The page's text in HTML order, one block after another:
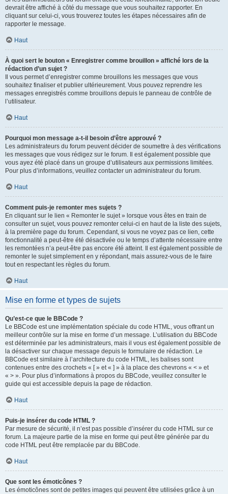
devrait être affiché à côté du message que vous souhaitez rapporter. En
cliquant sur celui-ci, vous trouverez toutes les étapes nécessaires afin de
rapporter le message.
Haut
À quoi sert le bouton « Enregistrer comme brouillon » affiché lors de la
rédaction d’un sujet ?
Il vous permet d’enregistrer comme brouillons les messages que vous
souhaitez finaliser et publier ultérieurement. Vous pouvez reprendre les
messages enregistrés comme brouillons depuis le panneau de contrôle de
l’utilisateur.
Haut
Pourquoi mon message a-t-il besoin d’être approuvé ?
Les administrateurs du forum peuvent décider de soumettre à des vérifications
les messages que vous rédigez sur le forum. Il est également possible que
vous ayez été placé dans un groupe d’utilisateurs aux permissions limitées.
Pour plus d’informations, veuillez contacter un administrateur du forum.
Haut
Comment puis-je remonter mes sujets ?
En cliquant sur le lien « Remonter le sujet » lorsque vous êtes en train de
consulter un sujet, vous pouvez remonter celui-ci en haut de la liste des sujets,
à la première page du forum. Cependant, si vous ne voyez pas ce lien, cette
fonctionnalité a peut-être été désactivée ou le temps d’attente nécessaire entre
les remontées n’a peut-être pas encore été atteint. Il est également possible de
remonter le sujet simplement en y répondant, mais assurez-vous de le faire
tout en respectant les règles du forum.
Haut
Mise en forme et types de sujets
Qu’est-ce que le BBCode ?
Le BBCode est une implémentation spéciale du code HTML, vous offrant un
meilleur contrôle sur la mise en forme d’un message. L’utilisation du BBCode
est déterminée par les administrateurs, mais il vous est également possible de
la désactiver sur chaque message depuis le formulaire de rédaction. Le
BBCode est similaire à l’architecture du code HTML, les balises sont
contenues entre des crochets « [ » et « ] » à la place des chevrons « < » et
« > ». Pour plus d’informations à propos du BBCode, veuillez consulter le
guide qui est accessible depuis la page de rédaction.
Haut
Puis-je insérer du code HTML ?
Par mesure de sécurité, il n’est pas possible d’insérer du code HTML sur ce
forum. La majeure partie de la mise en forme qui peut être générée par du
code HTML peut être remplacée par du BBCode.
Haut
Que sont les émoticônes ?
Les émoticônes sont de petites images qui peuvent être utilisées grâce à un